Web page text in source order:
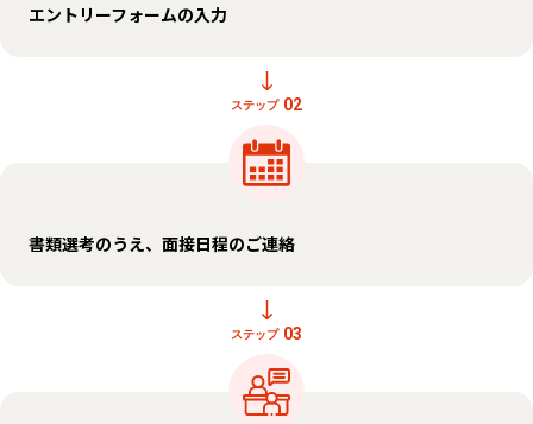
エントリーフォームの入力
ステップ 02
書類選考のうえ、面接日程のご連絡
ステップ 03